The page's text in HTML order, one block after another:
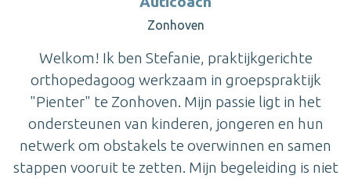
Zonhoven
Welkom! Ik ben Stefanie, praktijkgerichte
orthopedagoog werkzaam in groepspraktijk
"Pienter" te Zonhoven. Mijn passie ligt in het
ondersteunen van kinderen, jongeren en hun
netwerk om obstakels te overwinnen en samen
stappen vooruit te zetten. Mijn begeleiding is niet